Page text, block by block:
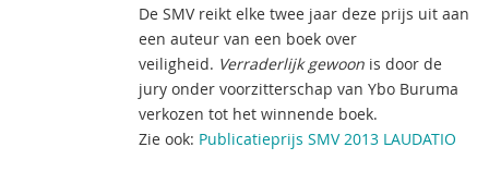
De SMV reikt elke twee jaar deze prijs uit aan
een auteur van een boek over
veiligheid. Verraderlijk gewoon is door de
jury onder voorzitterschap van Ybo Buruma
verkozen tot het winnende boek.
Zie ook: Publicatieprijs SMV 2013 LAUDATIO